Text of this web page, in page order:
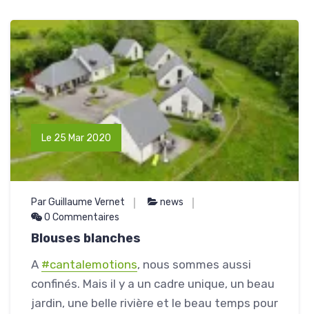
Le 25 Mar 2020
Par Guillaume Vernet
news
0 Commentaires
Blouses blanches
A #cantalemotions, nous sommes aussi
confinés. Mais il y a un cadre unique, un beau
jardin, une belle rivière et le beau temps pour